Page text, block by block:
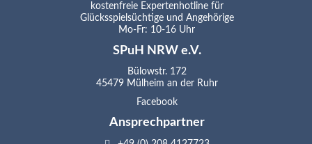
kostenfreie Expertenhotline für
Glücksspielsüchtige und Angehörige
Mo-Fr: 10-16 Uhr
SPuH NRW e.V.
Bülowstr. 172
45479 Mülheim an der Ruhr
Facebook
Ansprechpartner